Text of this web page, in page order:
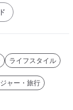
ライフスタイル
ャー・旅行